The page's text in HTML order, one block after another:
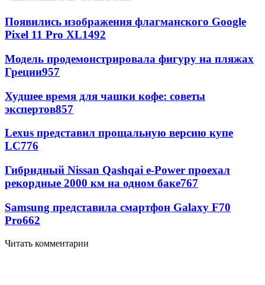
Появились изображения флагманского Google
Pixel 11 Pro XL1492
Модель продемонстрировала фигуру на пляжах
Греции957
Худшее время для чашки кофе: советы
экспертов857
Lexus представил прощальную версию купе
LC776
Гибридный Nissan Qashqai e-Power проехал
рекордные 2000 км на одном баке767
Samsung представила смартфон Galaxy F70
Pro662
Читать комментарии